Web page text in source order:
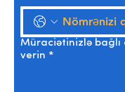
Müraciətinizlə bağlı
verin *